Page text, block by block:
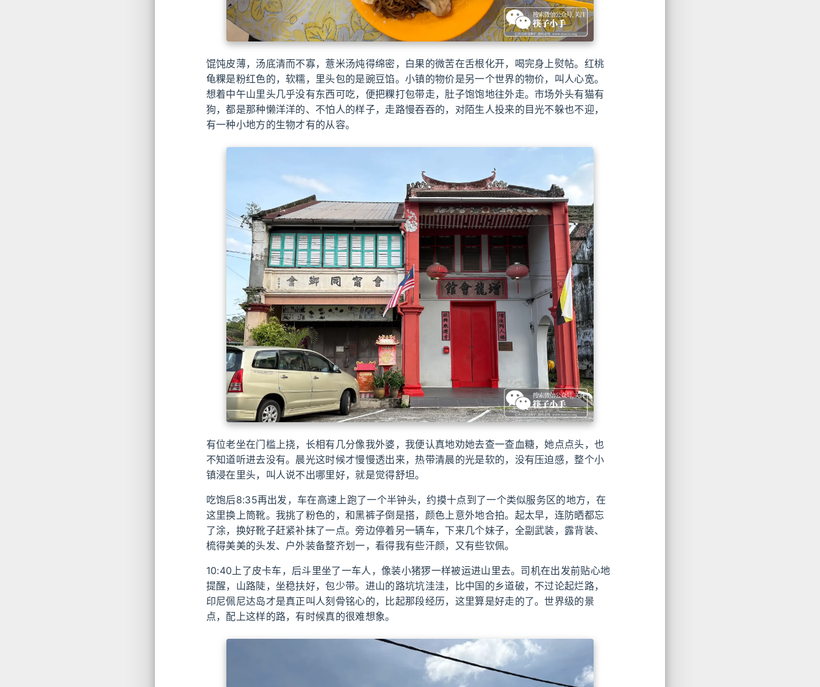
馄饨皮薄，汤底清而不寡，薏米汤炖得绵密，白果的微苦在舌根化开，喝完身上熨帖。红桃
龟粿是粉红色的，软糯，里头包的是豌豆馅。小镇的物价是另一个世界的物价，叫人心宽。
想着中午山里头几乎没有东西可吃，便把粿打包带走，肚子饱饱地往外走。市场外头有猫有
狗，都是那种懒洋洋的、不怕人的样子，走路慢吞吞的，对陌生人投来的目光不躲也不迎，
有一种小地方的生物才有的从容。
有位老坐在门槛上挠，长相有几分像我外婆，我便认真地劝她去查一查血糖，她点点头，也
不知道听进去没有。晨光这时候才慢慢透出来，热带清晨的光是软的，没有压迫感，整个小
镇浸在里头，叫人说不出哪里好，就是觉得舒坦。
吃饱后8:35再出发，车在高速上跑了一个半钟头，约摸十点到了一个类似服务区的地方，在
这里换上筒靴。我挑了粉色的，和黑裤子倒是搭，颜色上意外地合拍。起太早，连防晒都忘
了涂，换好靴子赶紧补抹了一点。旁边停着另一辆车，下来几个妹子，全副武装，露背装、
梳得美美的头发、户外装备整齐划一，看得我有些汗颜，又有些钦佩。
10:40上了皮卡车，后斗里坐了一车人，像装小猪猡一样被运进山里去。司机在出发前贴心地
提醒，山路陡，坐稳扶好，包少带。进山的路坑坑洼洼，比中国的乡道破，不过论起烂路，
印尼佩尼达岛才是真正叫人刻骨铭心的，比起那段经历，这里算是好走的了。世界级的景
点，配上这样的路，有时候真的很难想象。